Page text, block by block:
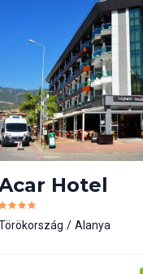
Hotel
Alanya